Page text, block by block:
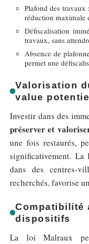
Plafond des travaux
réduction maximale
Défiscalisation
travaux, sans
Absence de
permet une
Valorisation
value
Investir dans des
préserver et
une fois restaurés,
significativement. La
dans des centres-
recherchés, favorise
Compatibilité
dispositifs
La loi Malraux